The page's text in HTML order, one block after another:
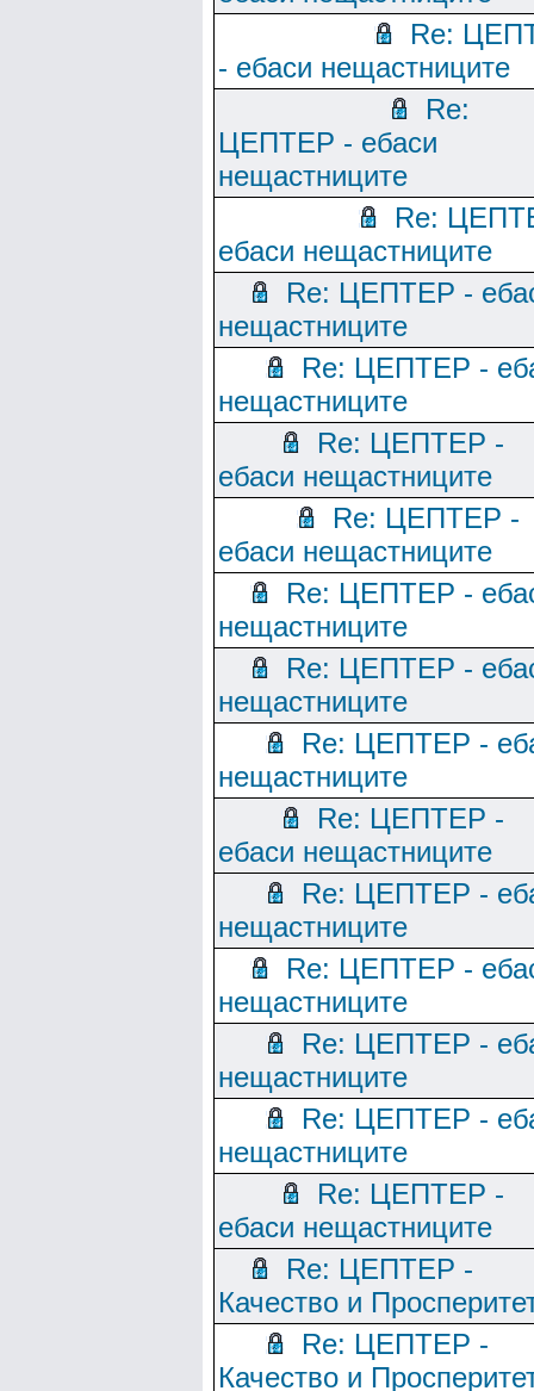
Re:
- ебаси нещастниците
Re:
ЦЕПТЕР - ебаси
нещастниците
Re:
ебаси нещастниците
Re: ЦЕПТЕР -
нещастниците
Re: ЦЕПТЕР -
нещастниците
Re: ЦЕПТЕР -
ебаси нещастниците
Re: ЦЕПТЕР -
ебаси нещастниците
Re: ЦЕПТЕР -
нещастниците
Re: ЦЕПТЕР -
нещастниците
Re: ЦЕПТЕР -
нещастниците
Re: ЦЕПТЕР -
ебаси нещастниците
Re: ЦЕПТЕР -
нещастниците
Re: ЦЕПТЕР -
нещастниците
Re: ЦЕПТЕР -
нещастниците
Re: ЦЕПТЕР -
нещастниците
Re: ЦЕПТЕР -
ебаси нещастниците
Re: ЦЕПТЕР -
Качество и
Re: ЦЕПТЕР -
Качество и